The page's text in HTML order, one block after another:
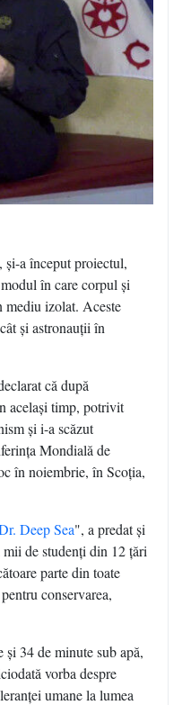
a început proiectul,
în care corpul şi
mediu izolat. Aceste
şi astronauţii în
că după
acelaşi timp, potrivit
şi i-a scăzut
Mondială de
în noiembrie, în Scoţia,
Deep Sea", a predat şi
de studenţi din 12 ţări
parte din toate
conservarea,
34 de minute sub apă,
vorba despre
umane la lumea